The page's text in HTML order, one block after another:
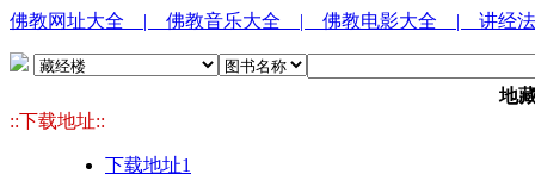
佛教网址大全 | 佛教音乐大全 | 佛教电影大全 | 讲经
地
::下载地址::
下载地址1